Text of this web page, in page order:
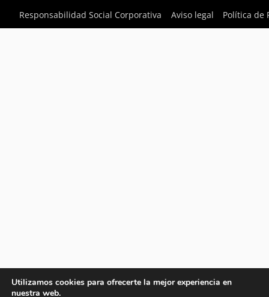
Responsabilidad Social Corporativa
Aviso legal Política de
Utilizamos cookies para ofrecerte la mejor experiencia en
nuestra web.